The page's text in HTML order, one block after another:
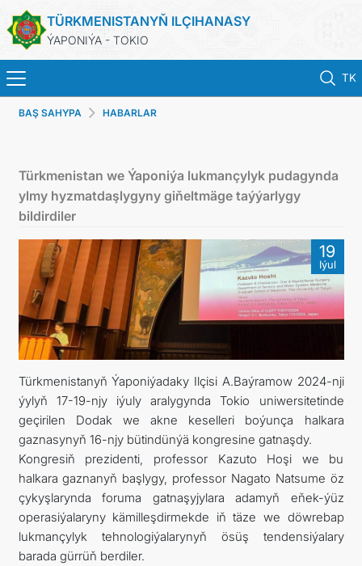
TÜRKMENISTANYŇ ILÇIHANASY
ÝAPONIÝA - TOKIO
TK
BAŞ SAHYPA
TÜRKMENISTAN
KONSULLYK HYZMATLARY
DIM
ARAGATNAŞYK
FOLLOW US ON INSTAGRAM
INVEST TO TURKMENISTAN! PROJECTS AND USEFUL
INFORMATION
BAŞ SAHYPA HABARLAR
Türkmenistan we Ýaponiýa lukmançylyk pudagynda
ylmy hyzmatdaşlygyny giňeltmäge taýýarlygy
bildirdiler
19
Iýul
Türkmenistanyň Ýaponiýadaky Ilçisi A.Baýramow 2024-nji
ýylyň 17-19-njy iýuly aralygynda Tokio uniwersitetinde
geçirilen Dodak we akne keselleri boýunça halkara
gaznasynyň 16-njy bütindünýä kongresine gatnaşdy.
Kongresiň prezidenti, professor Kazuto Hoşi we bu
halkara gaznanyň başlygy, professor Nagato Natsume öz
çykyşlarynda foruma gatnaşyjylara adamyň eňek-ýüz
operasiýalaryny kämilleşdirmekde iň täze we döwrebap
lukmançylyk tehnologiýalarynyň ösüş tendensiýalary
barada gürrüň berdiler.